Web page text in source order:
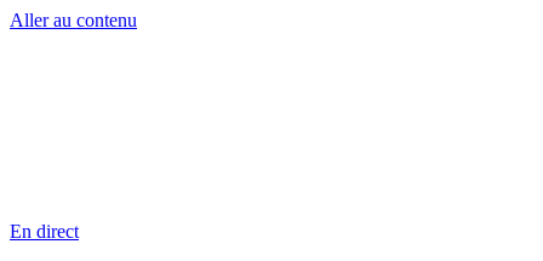
Aller au contenu
En direct